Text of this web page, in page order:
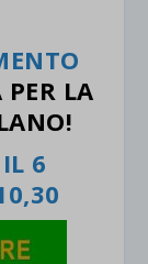
LA
6